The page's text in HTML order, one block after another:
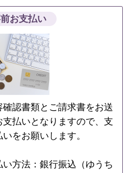
お支払い
認書類とご請求書をお送
支払いとなりますので、支
をお願いします。
方法：銀行振込（ゆうち